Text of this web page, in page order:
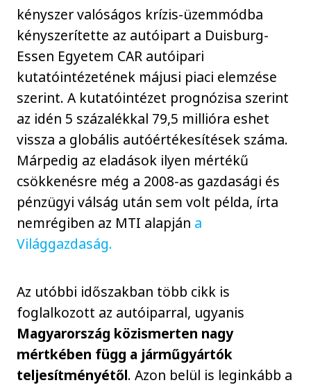
kényszer valóságos krízis-üzemmódba
kényszerítette az autóipart a Duisburg-
Essen Egyetem CAR autóipari
kutatóintézetének májusi piaci elemzése
szerint. A kutatóintézet prognózisa szerint
az idén 5 százalékkal 79,5 millióra eshet
vissza a globális autóértékesítések száma.
Márpedig az eladások ilyen mértékű
csökkenésre még a 2008-as gazdasági és
pénzügyi válság után sem volt példa, írta
nemrégiben az MTI alapján a
Világgazdaság.
Az utóbbi időszakban több cikk is
foglalkozott az autóiparral, ugyanis
Magyarország közismerten nagy
mértkében függ a járműgyártók
teljesítményétől. Azon belül is leginkább a